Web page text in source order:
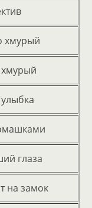
хмурый
глаза
на замок